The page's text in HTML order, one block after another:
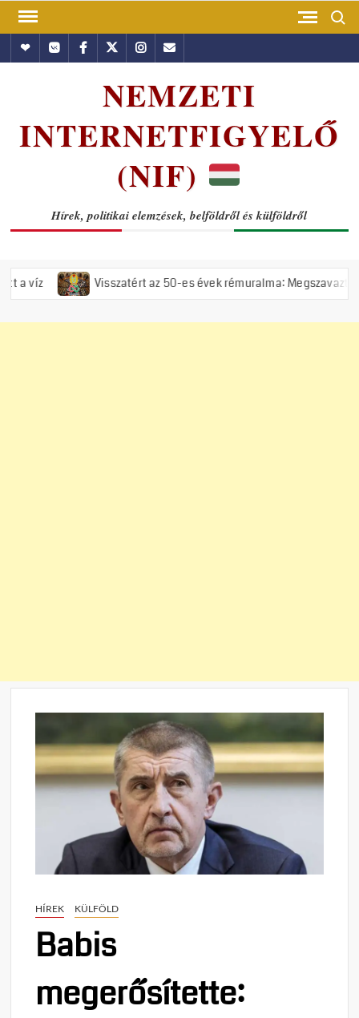
Skip
contentHundubVkontakte
Facebook
TwitterInstagram
Email
NEMZETI
INTERNETFIGYELŐ
(NIF)
Hírek, politikai elemzések, belföldről és külföldről
Visszatért az 50-es évek rémuralma: Megszavazta az
HÍREK KÜLFÖLD
Babis
megerősítette: